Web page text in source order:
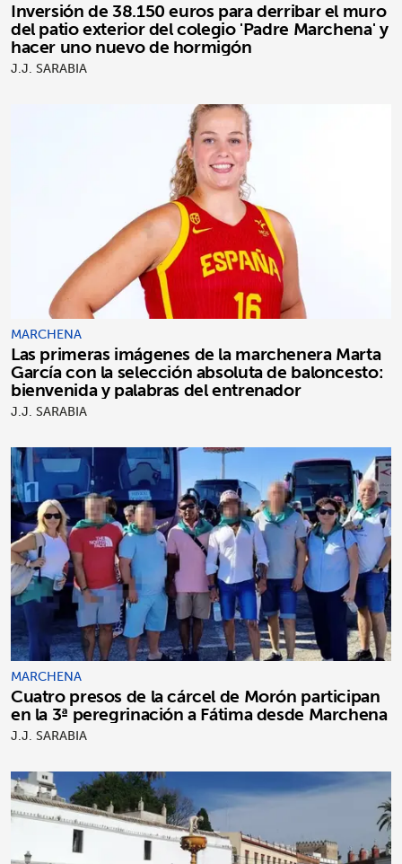
Inversión de 38.150 euros para derribar el muro
del patio exterior del colegio 'Padre Marchena' y
hacer uno nuevo de hormigón
J.J. SARABIA
MARCHENA
Las primeras imágenes de la marchenera Marta
García con la selección absoluta de baloncesto:
bienvenida y palabras del entrenador
J.J. SARABIA
MARCHENA
Cuatro presos de la cárcel de Morón participan
en la 3ª peregrinación a Fátima desde Marchena
J.J. SARABIA